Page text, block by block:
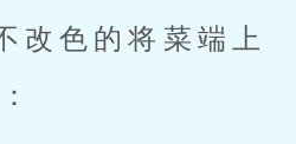
改色的将菜端上